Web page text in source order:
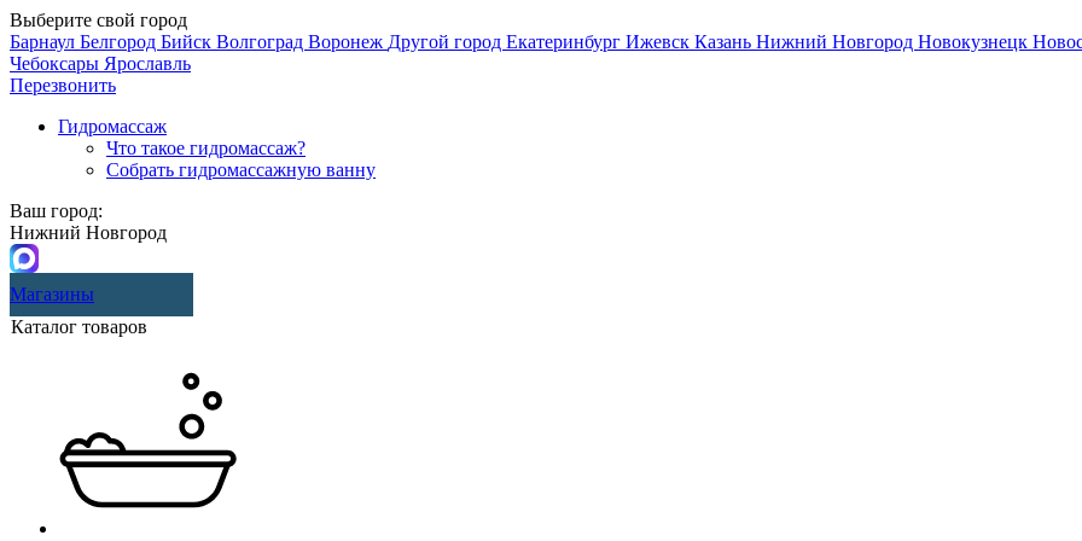
Выберите свой город
Барнаул Белгород Бийск Волгоград Воронеж Другой город Екатеринбург Ижевск Казань Нижний Новгород Новокузнецк
Чебоксары Ярославль
Перезвонить
Гидромассаж
Что такое гидромассаж?
Собрать гидромассажную ванну
Ваш город:
Нижний Новгород
Магазины
Каталог товаров